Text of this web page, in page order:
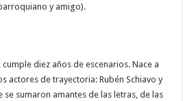
y amigo).
diez años de escenarios. Nace a
actores de trayectoria: Rubén Schiavo y
se sumaron amantes de las letras, de las